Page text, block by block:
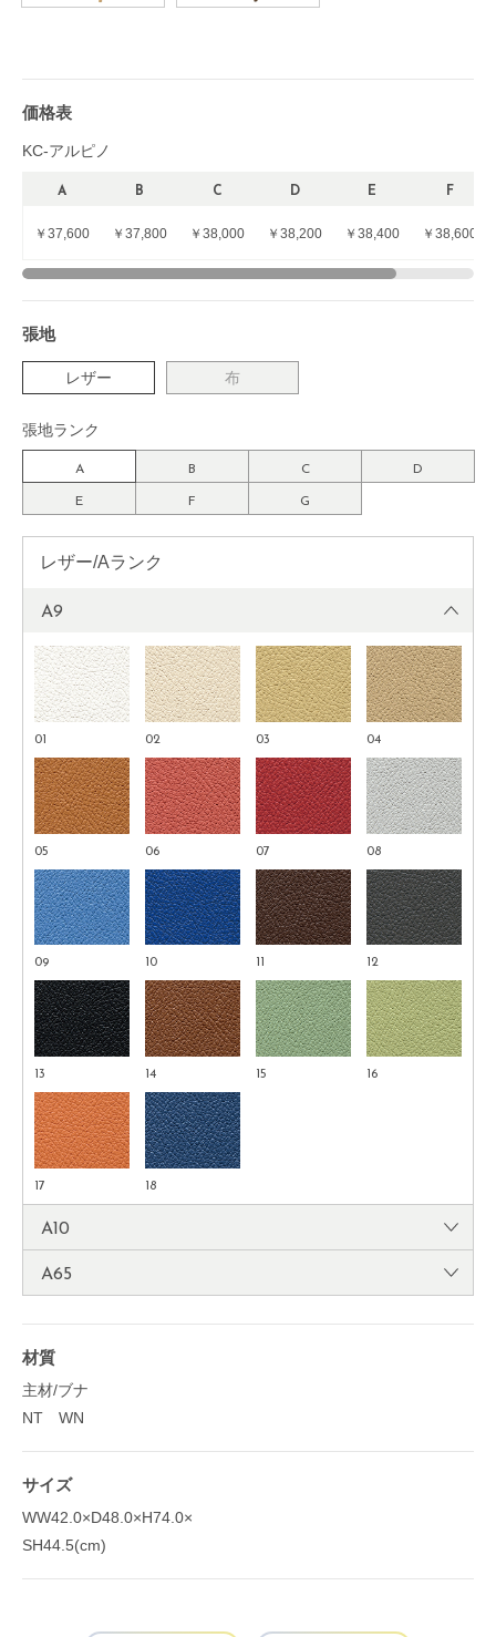
価格表
KC-アルピノ
A B C D E F
￥37,600 ￥37,800 ￥38,000 ￥38,200 ￥38,400 ￥38,600
張地
レザー 布
張地ランク
A B C D
E F G
レザー/Aランク
A9
01 02 03 04
05 06 07 08
09 10 12
13 14 15 16
17 18
A10
A65
材質
主材/ブナ
NT WN
サイズ
WW42.0×D48.0×H74.0×
SH44.5(cm)